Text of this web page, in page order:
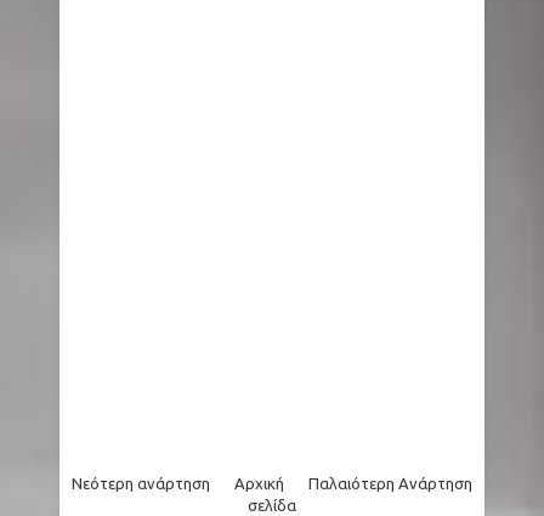
Νεότερη ανάρτηση Παλαιότερη Ανάρτηση
Αρχική
σελίδα